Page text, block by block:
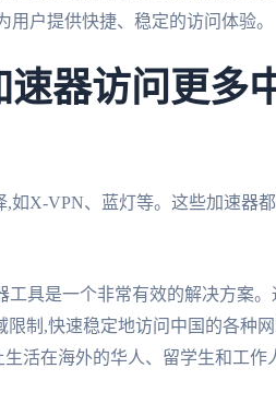
户提供快捷、稳定的访问体验。
器访问更多
如X-VPN、蓝灯等。这些加速器
具是一个非常有效的解决方案。
制,快速稳定地访问中国的各种
活在海外的华人、留学生和工作